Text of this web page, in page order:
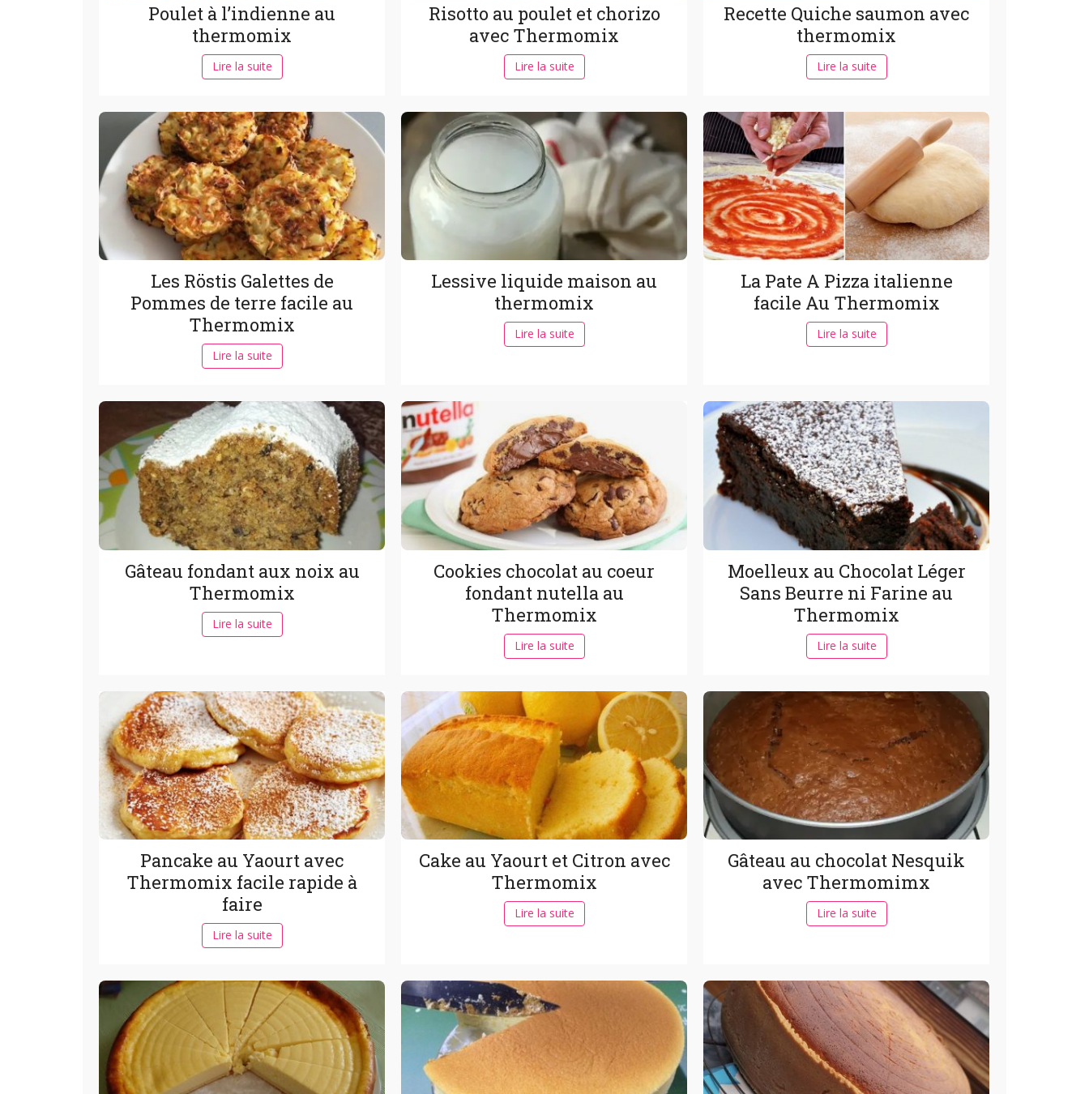
Poulet à l’indienne au
thermomix
Lire la suite
Risotto au poulet et chorizo
avec Thermomix
Lire la suite
Recette Quiche saumon avec
thermomix
Lire la suite
Les Röstis Galettes de
Pommes de terre facile au
Thermomix
Lire la suite
Lessive liquide maison au
thermomix
Lire la suite
La Pate A Pizza italienne
facile Au Thermomix
Lire la suite
Gâteau fondant aux noix au
Thermomix
Lire la suite
Cookies chocolat au coeur
fondant nutella au
Thermomix
Lire la suite
Moelleux au Chocolat Léger
Sans Beurre ni Farine au
Thermomix
Lire la suite
Pancake au Yaourt avec
Thermomix facile rapide à
faire
Lire la suite
Cake au Yaourt et Citron avec
Thermomix
Lire la suite
Gâteau au chocolat Nesquik
avec Thermomimx
Lire la suite